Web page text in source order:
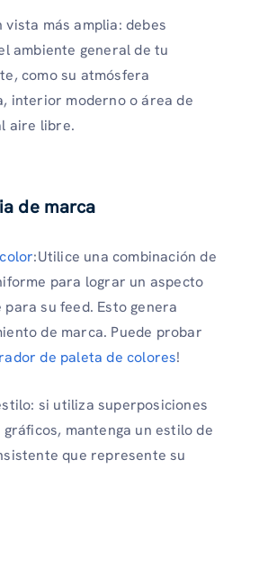
vista más amplia: debes
ambiente general de tu
como su atmósfera
interior moderno o área de
aire libre.
de marca
:Utilice una combinación de
para lograr un aspecto
su feed. Esto genera
de marca. Puede probar
de paleta de colores!
si utiliza superposiciones
mantenga un estilo de
que represente su